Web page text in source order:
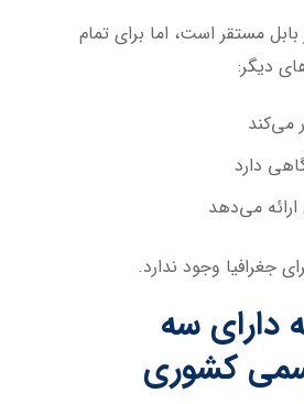
بابل مستقر است، اما برای تمام
دیگر:
می‌کند
دارد
ارائه می‌دهد
جغرافیا وجود ندارد.
دارای سه
کشوری